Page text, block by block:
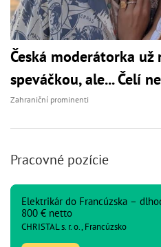
Česká moderátorka
speváčkou, ale... Čelí
Zahraniční prominenti
Pracovné pozície
Elektrikár do Francúzska –
800 € netto
CHRISTAL s. r. o., Francúzsko